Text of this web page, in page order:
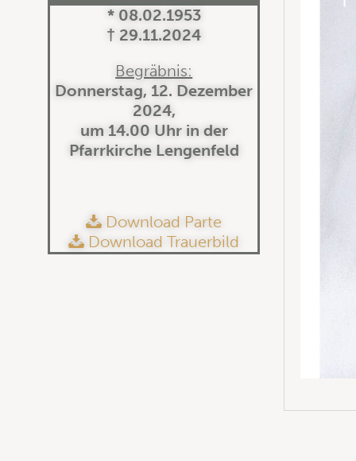
* 08.02.1953
† 29.11.2024
Begräbnis:
Donnerstag, 12. Dezember
2024,
um 14.00 Uhr in der
Pfarrkirche Lengenfeld
Download Parte
Download Trauerbild